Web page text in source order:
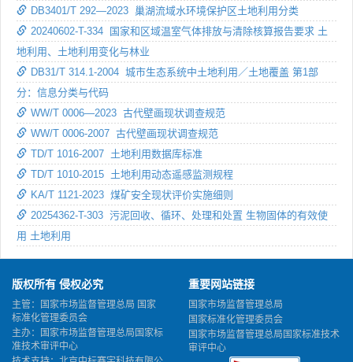
DB3401/T 292—2023 巢湖流域水环境保护区土地利用分类
20240602-T-334 国家和区域温室气体排放与清除核算报告要求 土
地利用、土地利用变化与林业
DB31/T 314.1-2004 城市生态系统中土地利用／土地覆盖 第1部
分：信息分类与代码
WW/T 0006—2023 古代壁画现状调查规范
WW/T 0006-2007 古代壁画现状调查规范
TD/T 1016-2007 土地利用数据库标准
TD/T 1010-2015 土地利用动态遥感监测规程
KA/T 1121-2023 煤矿安全现状评价实施细则
20254362-T-303 污泥回收、循环、处理和处置 生物固体的有效使
用 土地利用
版权所有 侵权必究
主管：国家市场监督管理总局 国家
标准化管理委员会
主办：国家市场监督管理总局国家标
准技术审评中心
重要网站链接
国家市场监督管理总局
国家标准化管理委员会
国家市场监督管理总局国家标准技术
审评中心